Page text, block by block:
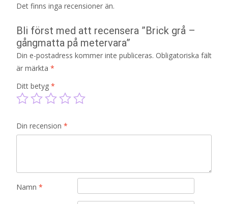
Det finns inga recensioner än.
Bli först med att recensera ”Brick grå –
gångmatta på metervara”
Din e-postadress kommer inte publiceras. Obligatoriska fält
är märkta *
Ditt betyg *
Din recension *
Namn *